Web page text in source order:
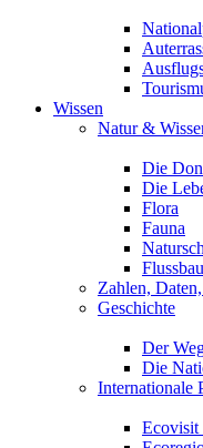
Wissen
Natur &
Die
Die
Flora
Fauna
Zahlen,
Geschichte
Der
Die
Internationale